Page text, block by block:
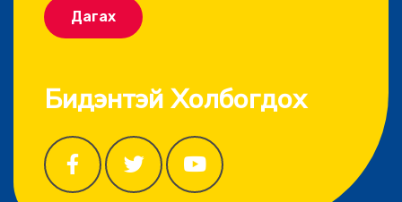
Дагах
Бидэнтэй Холбогдох